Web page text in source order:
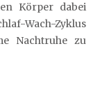
Körper dabei
Wach-Zyklus
Nachtruhe zu